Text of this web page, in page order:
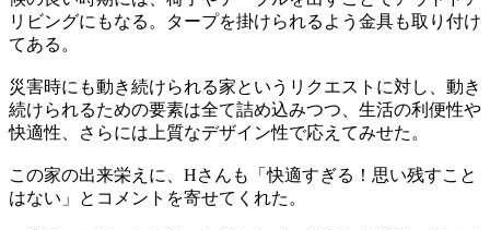
リビングにもなる。タープを掛けられるよう金具も取り付け
てある。
災害時にも動き続けられる家というリクエストに対し、動き
続けられるための要素は全て詰め込みつつ、生活の利便性や
快適性、さらには上質なデザイン性で応えてみせた。
この家の出来栄えに、Hさんも「快適すぎる！思い残すこと
はない」とコメントを寄せてくれた。